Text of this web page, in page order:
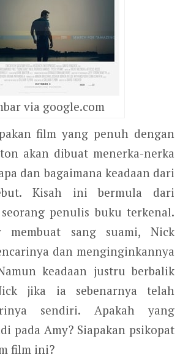
via google.com
film yang penuh dengan
akan dibuat menerka-nerka
dan bagaimana keadaan dari
Kisah ini bermula dari
penulis buku terkenal.
membuat sang suami, Nick
dan menginginkannya
keadaan justru berbalik
jika ia sebenarnya telah
sendiri. Apakah yang
pada Amy? Siapakan psikopat
film ini?